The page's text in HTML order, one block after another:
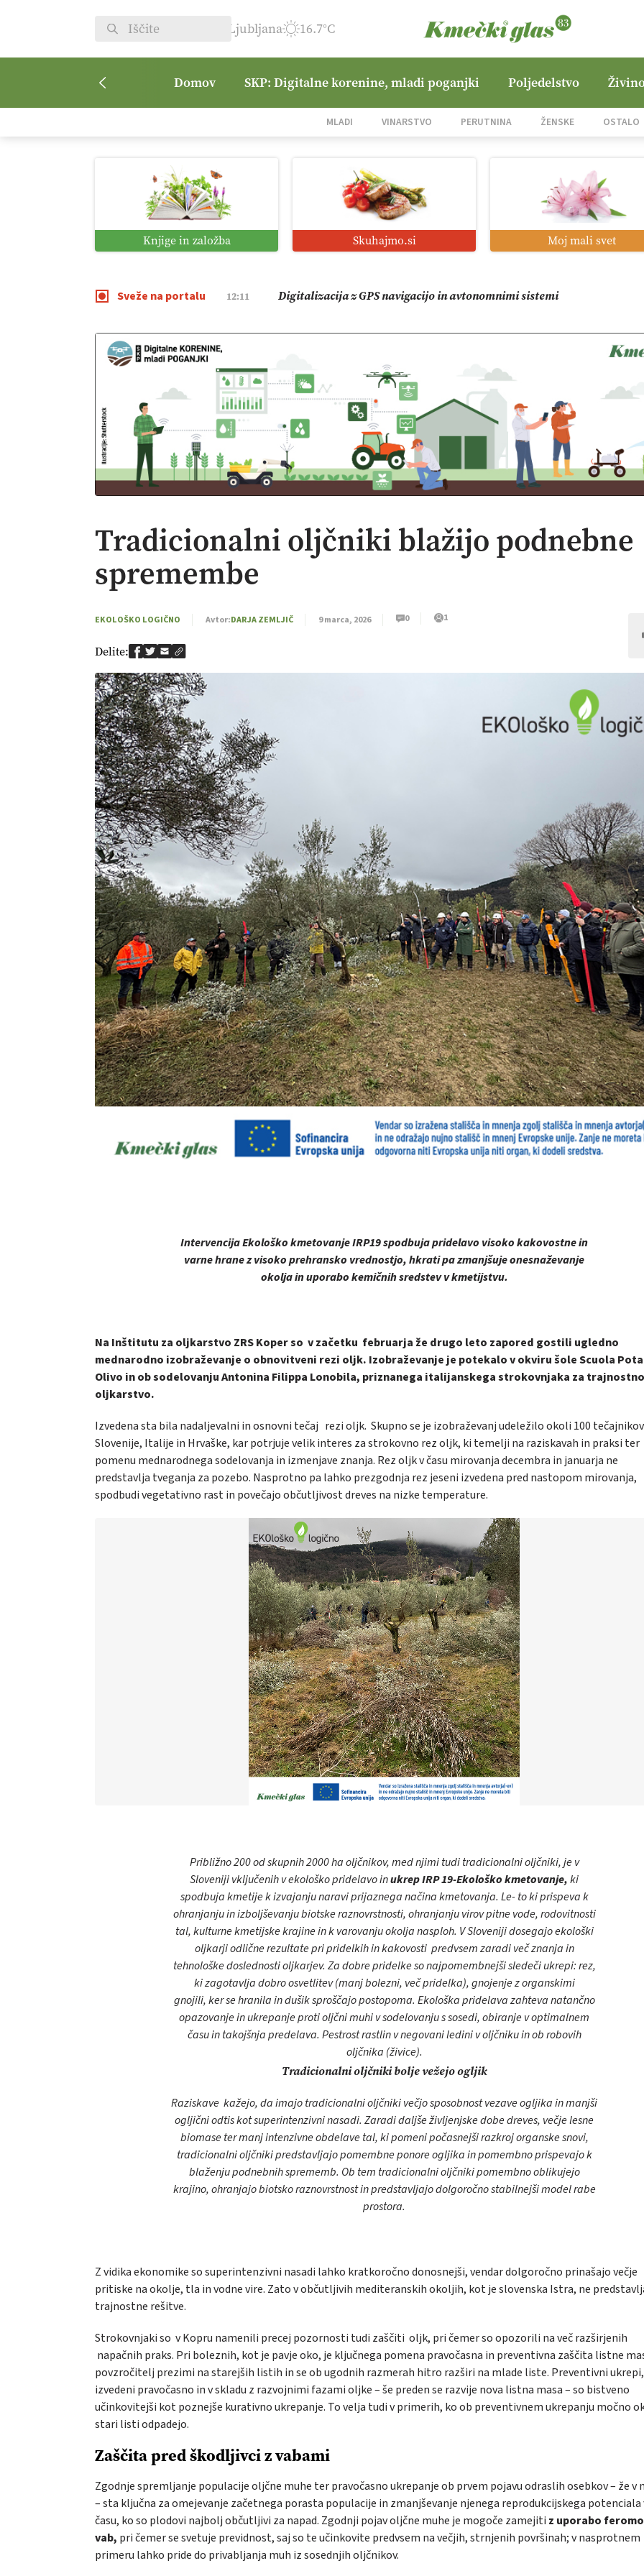
Ljubljana 16.7°C
Domov SKP: Digitalne korenine, mladi poganjki Poljedelstvo
MLADI VINARSTVO PERUTNINA ŽENSKE OSTALO
Knjige in založba Skuhajmo.si Moj mali svet
Sveže na portalu
08:50 Vrt Dvorjane Hills
01:38 Digitalno od satelita do prašičjega korita
12:11 Digitalizacija z GPS navigacijo in avtonomnimi sistemi
09:09 Pomagajmo družini Bregar po uničujočem požaru
Tradicionalni oljčniki blažijo podnebne
spremembe
EKOLOŠKO LOGIČNO Avtor:DARJA ZEMLJIČ 9 marca, 2026 0 1
Delite:
Intervencija Ekološko kmetovanje IRP19 spodbuja pridelavo visoko kakovostne in
varne hrane z visoko prehransko vrednostjo, hkrati pa zmanjšuje onesnaževanje
okolja in uporabo kemičnih sredstev v kmetijstvu.
Na Inštitutu za oljkarstvo ZRS Koper so v začetku februarja že drugo leto zapored gostili ugledno
mednarodno izobraževanje o obnovitveni rezi oljk. Izobraževanje je potekalo v okviru šoleScuola
Olivo in ob sodelovanju Antonina Filippa Lonobila, priznanega italijanskega strokovnjaka za trajnostno
oljkarstvo.
Izvedena sta bila nadaljevalni in osnovni tečaj rezi oljk. Skupno se je izobraževanj udeležilo okoli 100
Slovenije, Italije in Hrvaške, kar potrjuje velik interes za strokovno rez oljk, ki temelji na raziskavah in praksi ter
pomenu mednarodnega sodelovanja in izmenjave znanja. Rez oljk v času mirovanja decembra in januarja ne
predstavlja tveganja za pozebo. Nasprotno pa lahko prezgodnja rez jeseni izvedena pred nastopom mirovanja,
spodbudi vegetativno rast in povečajo občutljivost dreves na nizke temperature.
Približno 200 od skupnih 2000 ha oljčnikov, med njimi tudi tradicionalni oljčniki, je v
Sloveniji vključenih v ekološko pridelavo inukrep IRP 19-Ekološko kmetovanje,ki
spodbuja kmetije k izvajanju naravi prijaznega načina kmetovanja. Le- to ki prispeva k
ohranjanju in izboljševanju biotske raznovrstnosti, ohranjanju virov pitne vode, rodovitnosti
tal, kulturne kmetijske krajine in k varovanju okolja nasploh. V Sloveniji dosegajo ekološki
oljkarji odlične rezultate pri pridelkih in kakovosti predvsem zaradi več znanja in
tehnološke doslednosti oljkarjev. Za dobre pridelke so najpomembnejši sledeči ukrepi: rez,
ki zagotavlja dobro osvetlitev (manj bolezni, več pridelka), gnojenje z organskimi
gnojili, ker se hranila in dušik sproščajo postopoma. Ekološka pridelava zahteva natančno
opazovanje in ukrepanje proti oljčni muhi v sodelovanju s sosedi, obiranje v optimalnem
času in takojšnja predelava. Pestrost rastlin v negovani ledini v oljčniku in ob robovih
oljčnika (živice).
Tradicionalni oljčniki bolje vežejo ogljik
Raziskave kažejo, da imajo tradicionalni oljčniki večjo sposobnost vezave ogljika in manjši
ogljični odtis kot superintenzivni nasadi. Zaradi daljše življenjske dobe dreves, večje lesne
biomase ter manj intenzivne obdelave tal, ki pomeni počasnejši razkroj organske snovi,
tradicionalni oljčniki predstavljajo pomembne ponore ogljika in pomembno prispevajo k
blaženju podnebnih sprememb. Ob tem tradicionalni oljčniki pomembno oblikujejo
krajino, ohranjajo biotsko raznovrstnost in predstavljajo dolgoročno stabilnejši model rabe
prostora.
Z vidika ekonomike so superintenzivni nasadi lahko kratkoročno donosnejši, vendar dolgoročno prinašajo večje
pritiske na okolje, tla in vodne vire. Zato v občutljivih mediteranskih okoljih, kot je slovenska Istra, ne
trajnostne rešitve.
Strokovnjaki so v Kopru namenili precej pozornosti tudi zaščiti oljk, pri čemer so opozorili na več razširjenih
napačnih praks. Pri boleznih, kot je pavje oko, je ključnega pomena pravočasna in preventivna zaščita listne
povzročitelj prezimi na starejših listih in se ob ugodnih razmerah hitro razširi na mlade liste. Preventivni ukrepi,
izvedeni pravočasno in v skladu z razvojnimi fazami oljke – še preden se razvije nova listna masa – so bistveno
učinkovitejši kot poznejše kurativno ukrepanje. To velja tudi v primerih, ko ob preventivnem ukrepanju močno
stari listi odpadejo.
Zaščita pred škodljivci z vabami
Zgodnje spremljanje populacije oljčne muhe ter pravočasno ukrepanje ob prvem pojavu odraslih osebkov – že v
– sta ključna za omejevanje začetnega porasta populacije in zmanjševanje njenega reprodukcijskega potenciala
času, ko so plodovi najbolj občutljivi za napad. Zgodnji pojav oljčne muhe je mogoče zamejiti z uporabo
vab, pri čemer se svetuje previdnost, saj so te učinkovite predvsem na večjih, strnjenih površinah; v nasprotnem
primeru lahko pride do privabljanja muh iz sosednjih oljčnikov.